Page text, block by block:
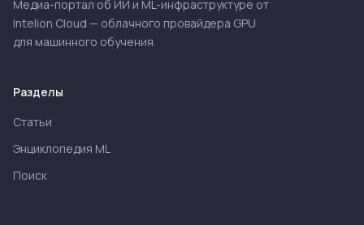
Медиа-портал об ИИ и ML-инфраструктуре от
Intelion Cloud — облачного провайдера GPU
для машинного обучения.
Разделы
Статьи
Энциклопедия ML
Поиск